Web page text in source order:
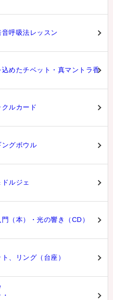
呼吸法レッスン
めたチベット・真マントラ香
ルカード
グボウル
ルジェ
（本）・光の響き（CD）
、リング（台座）